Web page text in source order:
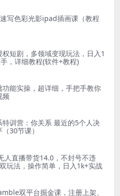
写色彩光影ipad插画课（教程
短剧，多领域变现玩法，日入1
，详细教程(软件+教程)
能实操，超详细，手把手教你
频
训营：你关系 最近的5个人决
30节课）
人直播带货14.0，不封号不违
玩法，操作简单，日入1k+实战
双平台掘金课，注册上架、